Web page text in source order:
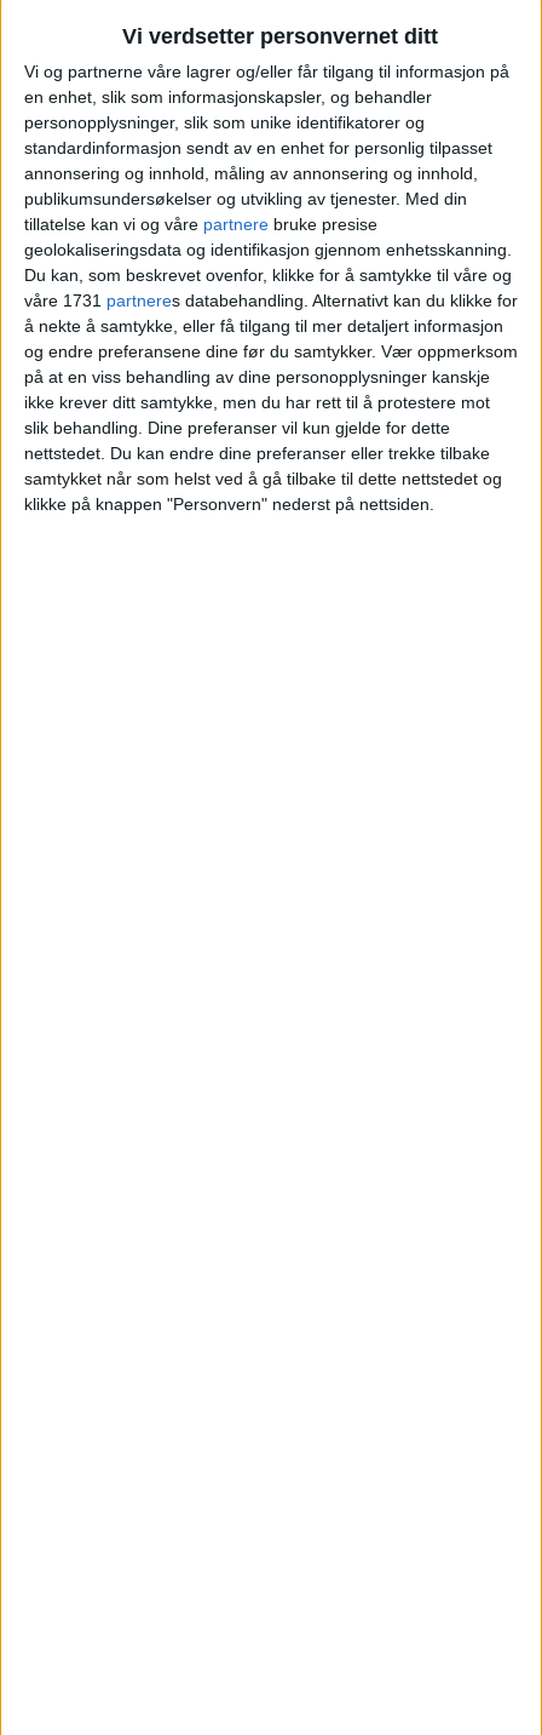
Vi verdsetter personvernet ditt
Vi og partnerne våre lagrer og/eller får tilgang til informasjon på
en enhet, slik som informasjonskapsler, og behandler
personopplysninger, slik som unike identifikatorer og
standardinformasjon sendt av en enhet for personlig tilpasset
annonsering og innhold, måling av annonsering og innhold,
publikumsundersøkelser og utvikling av tjenester. Med din
tillatelse kan vi og våre partnere bruke presise
geolokaliseringsdata og identifikasjon gjennom enhetsskanning.
Du kan, som beskrevet ovenfor, klikke for å samtykke til våre og
våre 1731 partneres databehandling. Alternativt kan du klikke for
å nekte å samtykke, eller få tilgang til mer detaljert informasjon
og endre preferansene dine før du samtykker. Vær oppmerksom
på at en viss behandling av dine personopplysninger kanskje
ikke krever ditt samtykke, men du har rett til å protestere mot
slik behandling. Dine preferanser vil kun gjelde for dette
nettstedet. Du kan endre dine preferanser eller trekke tilbake
samtykket når som helst ved å gå tilbake til dette nettstedet og
klikke på knappen "Personvern" nederst på nettsiden.
Oslo kommune
Nettopp Oslobyggs ledere og hvor mange
det etter hvert ble av dem i det kommunale
foretaket er nå satt under lupen i en
revisjonsrapport fraKommunerevisjonen
Men la oss spole tilbake til nesten ett år før
pressemeldingen fra det da ferske
"superforetaket"..
I januar 2020 vedtok bystyret en
sammenslåing av de kommunale foretakene
Omsorgsbygg,Undervisningsbygg